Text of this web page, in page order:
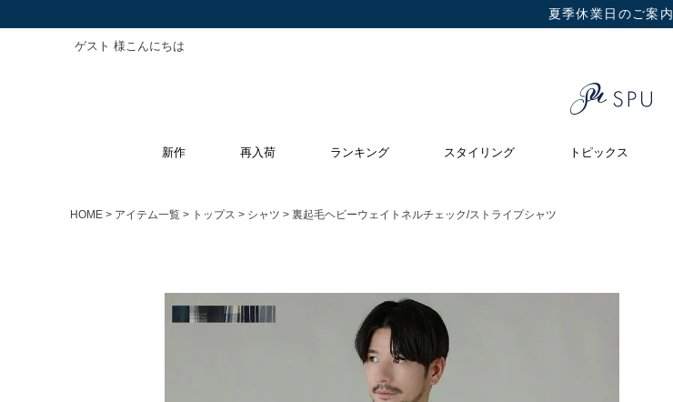
夏季休業日のご案内
ゲスト 様こんにちは
新作 再入荷 ランキング スタイリング トピックス
HOME アイテム一覧 トップス シャツ 裏起毛ヘビーウェイトネルチェック/ストライプシャツ